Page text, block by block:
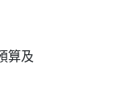
算及